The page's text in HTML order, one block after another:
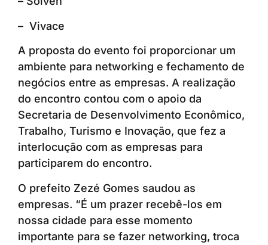
– Vivace
A proposta do evento foi proporcionar um
ambiente para networking e fechamento de
negócios entre as empresas. A realização
do encontro contou com o apoio da
Secretaria de Desenvolvimento Econômico,
Trabalho, Turismo e Inovação, que fez a
interlocução com as empresas para
participarem do encontro.
O prefeito Zezé Gomes saudou as
empresas. “É um prazer recebê-los em
nossa cidade para esse momento
importante para se fazer networking, troca